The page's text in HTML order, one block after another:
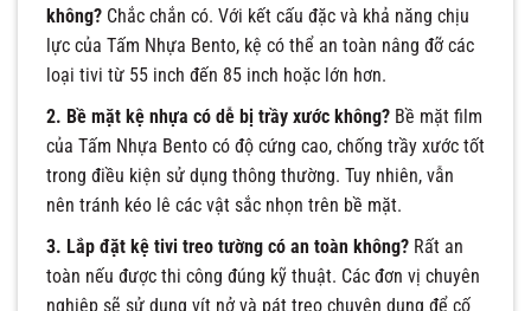
không? Chắc chắn có. Với kết cấu đặc và khả năng chịu
lực của Tấm Nhựa Bento, kệ có thể an toàn nâng đỡ các
loại tivi từ 55 inch đến 85 inch hoặc lớn hơn.
2. Bề mặt kệ nhựa có dễ bị trầy xước không? Bề mặt film
của Tấm Nhựa Bento có độ cứng cao, chống trầy xước tốt
trong điều kiện sử dụng thông thường. Tuy nhiên, vẫn
nên tránh kéo lê các vật sắc nhọn trên bề mặt.
3. Lắp đặt kệ tivi treo tường có an toàn không? Rất an
toàn nếu được thi công đúng kỹ thuật. Các đơn vị chuyên
nghiệp sẽ sử dụng vít nở và pát treo chuyên dụng để cố